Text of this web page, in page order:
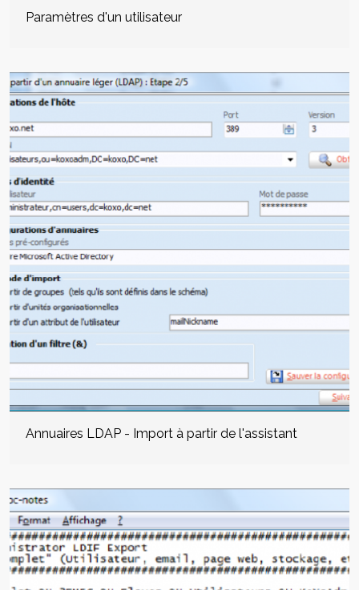
Paramètres d'un utilisateur
Annuaires LDAP - Import à partir de l'assistant